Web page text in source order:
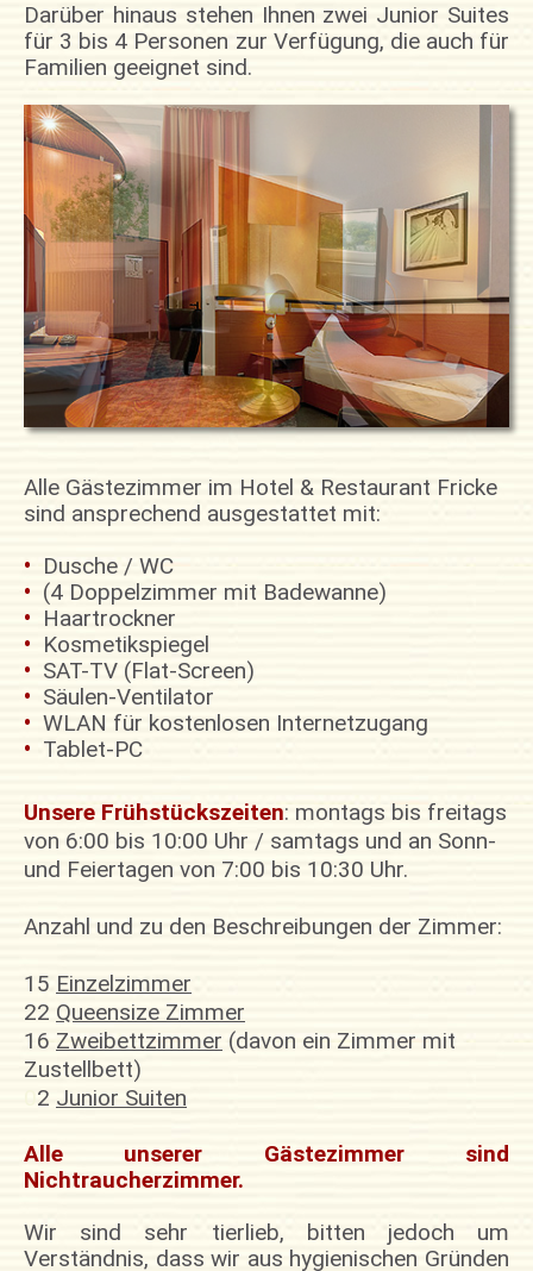
Darüber hinaus stehen Ihnen zwei Junior Suites
für 3 bis 4 Personen zur Verfügung, die auch für
Familien geeignet sind.
Alle Gästezimmer im Hotel & Restaurant Fricke
sind ansprechend ausgestattet mit:
• Dusche / WC
• (4 Doppelzimmer mit Badewanne)
• Haartrockner
• Kosmetikspiegel
• SAT-TV (Flat-Screen)
• Säulen-Ventilator
• WLAN für kostenlosen Internetzugang
• Tablet-PC
Unsere Frühstückszeiten: montags bis freitags
von 6:00 bis 10:00 Uhr / samtags und an Sonn-
und Feiertagen von 7:00 bis 10:30 Uhr.
Anzahl und zu den Beschreibungen der Zimmer:
15 Einzelzimmer
22 Queensize Zimmer
16 Zweibettzimmer (davon ein Zimmer mit
Zustellbett)
2 Junior Suiten
Alle unserer Gästezimmer sind
Nichtraucherzimmer.
Wir sind sehr tierlieb, bitten jedoch um
Verständnis, dass wir aus hygienischen Gründen